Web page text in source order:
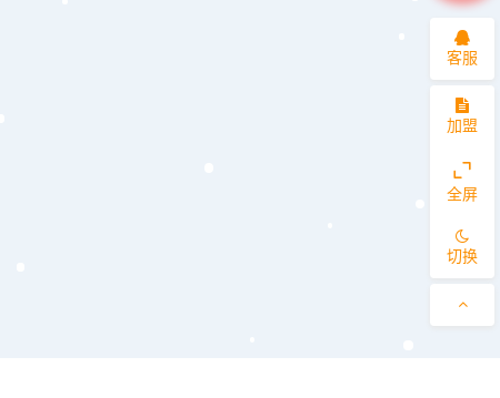
客服
加盟
全屏
切换